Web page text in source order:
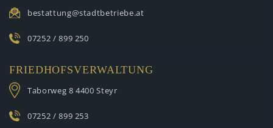
bestattung@stadtbetriebe.at
07252 / 899 250
FRIEDHOFSVERWALTUNG
Taborweg 8 4400 Steyr
07252 / 899 253